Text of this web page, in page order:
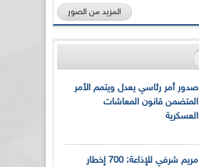
المزيد من الصور
صدور أمر رئاسي يعدل ويتمم الأمر
المتضمن قانون المعاشات
العسكرية
مريم شرفي للإذاعة: 700 إخطار